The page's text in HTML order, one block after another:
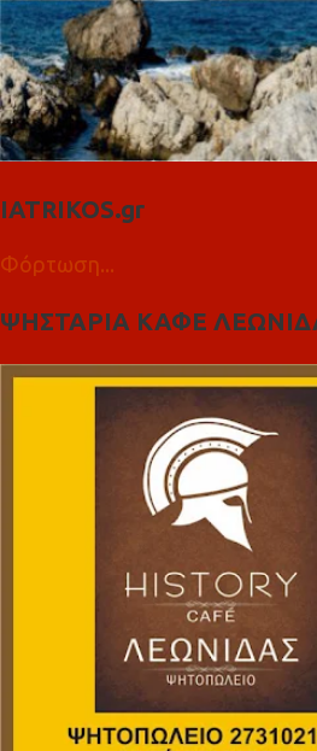
IATRIKOS.gr
Φόρτωση...
ΨΗΣΤΑΡΙΑ ΚΑΦΕ